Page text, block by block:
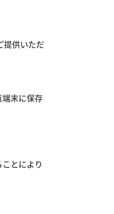
提供いただ
末に保存
とにより